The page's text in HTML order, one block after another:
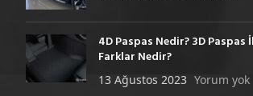
4D Paspas Nedir? 3D Paspas
Farklar Nedir?
13 Ağustos 2023 Yorum yok